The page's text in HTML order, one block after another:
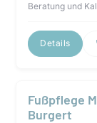
Beratung und
Details
Fußpflege
Burgert